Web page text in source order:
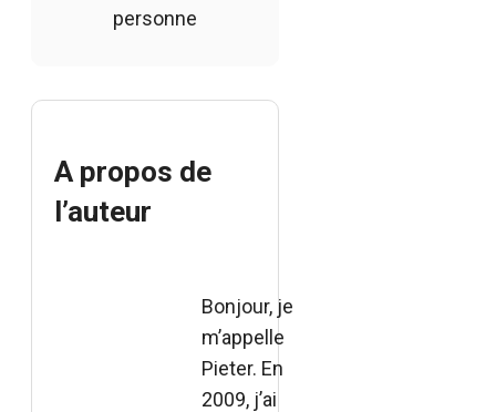
personne
A propos de
l’auteur
Bonjour, je
m’appelle
Pieter. En
2009, j’ai